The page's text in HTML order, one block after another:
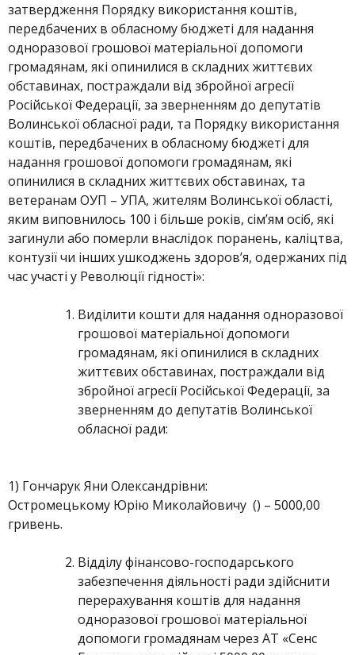
затвердження Порядку використання коштів,
передбачених в обласному бюджеті для надання
одноразової грошової матеріальної допомоги
громадянам, які опинилися в складних життєвих
обставинах, постраждали від збройної агресії
Російської Федерації, за зверненням до депутатів
Волинської обласної ради, та Порядку використання
коштів, передбачених в обласному бюджеті для
надання грошової допомоги громадянам, які
опинилися в складних життєвих обставинах, та
ветеранам ОУП – УПА, жителям Волинської області,
яким виповнилось 100 і більше років, сім’ям осіб, які
загинули або померли внаслідок поранень, каліцтва,
контузії чи інших ушкоджень здоров’я, одержаних під
час участі у Революції гідності»:
Виділити кошти для надання одноразової
грошової матеріальної допомоги
громадянам, які опинилися в складних
життєвих обставинах, постраждали від
збройної агресії Російської Федерації, за
зверненням до депутатів Волинської
обласної ради:
1) Гончарук Яни Олександрівни:
Остромецькому Юрію Миколайовичу () – 5000,00
гривень.
Відділу фінансово-господарського
забезпечення діяльності ради здійснити
перерахування коштів для надання
одноразової грошової матеріальної
допомоги громадянам через АТ «Сенс